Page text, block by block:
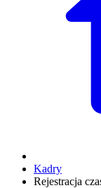
Kadry
Rejestracja